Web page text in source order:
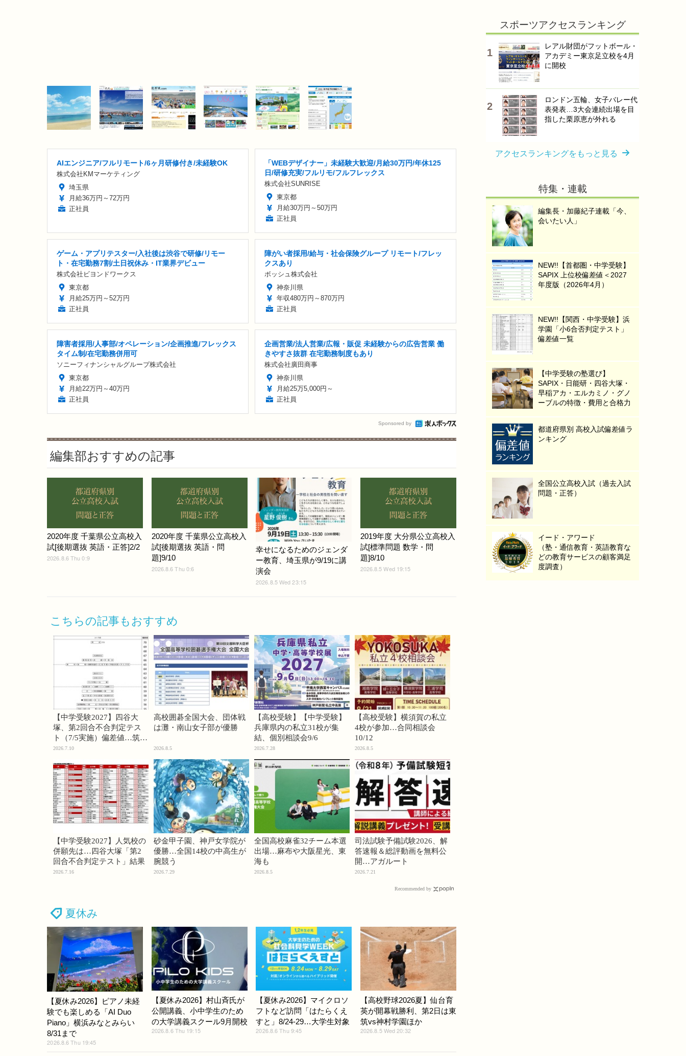
AIエンジニア/フルリモート/6ヶ月研修付き/未経験OK
株式会社KMマーケティング
埼玉県
月給36万円～72万円
正社員
「WEBデザイナー」未経験大歓迎/月給30万円/年休125
日/研修充実/フルリモ/フルフレックス
株式会社SUNRISE
東京都
月給30万円～50万円
正社員
ゲーム・アプリテスター/入社後は渋谷で研修/リモー
ト・在宅勤務7割/土日祝休み・IT業界デビュー
株式会社ビヨンドワークス
東京都
月給25万円～52万円
正社員
障がい者採用/給与・社会保険グループ リモート/フレッ
クスあり
ボッシュ株式会社
神奈川県
年収480万円～870万円
正社員
障害者採用/人事部/オペレーション/企画推進/フレックス
タイム制/在宅勤務併用可
ソニーフィナンシャルグループ株式会社
東京都
月給22万円～40万円
正社員
企画営業/法人営業/広報・販促 未経験からの広告営業 働
きやすさ抜群 在宅勤務制度もあり
株式会社廣田商事
神奈川県
月給25万5,000円～
正社員
Sponsored by
編集部おすすめの記事
2020年度 千葉県公立高校入
試[後期選抜 英語・正答]2/2
2026.8.6 Thu 0:9
2020年度 千葉県公立高校入
試[後期選抜 英語・問
題]9/10
2026.8.6 Thu 0:6
幸せになるためのジェンダ
ー教育、埼玉県が9/19に講
演会
2026.8.5 Wed 23:15
2019年度 大分県公立高校入
試[標準問題 数学・問
題]8/10
2026.8.5 Wed 19:15
こちらの記事もおすすめ
【中学受験2027】四谷大
塚、第2回合不合判定テス
ト（7/5実施）偏差値…筑駒
74・桜蔭70＜PR＞
2026.7.10
高校囲碁全国大会、団体戦
は灘・南山女子部が優勝
2026.8.5
【高校受験】【中学受験】
兵庫県内の私立31校が集
結、個別相談会9/6
2026.7.28
【高校受験】横須賀の私立
4校が参加…合同相談会
10/12
2026.8.5
【中学受験2027】人気校の
併願先は…四谷大塚「第2
回合不合判定テスト」結果
2026.7.16
砂金甲子園、神戸女学院が
優勝…全国14校の中高生が
腕競う
2026.7.29
全国高校麻雀32チーム本選
出場…麻布や大阪星光、東
海も
2026.8.5
司法試験予備試験2026、解
答速報＆総評動画を無料公
開…アガルート
2026.7.21
Recommended by
夏休み
【夏休み2026】ピアノ未経
験でも楽しめる「AI Duo
Piano」横浜みなとみらい
8/31まで
2026.8.6 Thu 19:45
【夏休み2026】村山斉氏が
公開講義、小中学生のため
の大学講義スクール9月開校
2026.8.6 Thu 19:15
【夏休み2026】マイクロソ
フトなど訪問「はたらくえ
すと」8/24-29…大学生対象
2026.8.6 Thu 9:45
【高校野球2026夏】仙台育
英が開幕戦勝利、第2日は東
筑vs神村学園ほか
2026.8.5 Wed 20:32
スポーツアクセスランキング
レアル財団がフットボール・
アカデミー東京足立校を4月
に開校
ロンドン五輪、女子バレー代
表発表…3大会連続出場を目
指した栗原恵が外れる
アクセスランキングをもっと見る
特集・連載
編集長・加藤紀子連載「今、
会いたい人」
NEW!!【首都圏・中学受験】
SAPIX 上位校偏差値＜2027
年度版（2026年4月）
NEW!!【関西・中学受験】浜
学園「小6合否判定テスト」
偏差値一覧
【中学受験の塾選び】
SAPIX・日能研・四谷大塚・
早稲アカ・エルカミノ・グノ
ーブルの特徴・費用と合格力
都道府県別 高校入試偏差値ラ
ンキング
全国公立高校入試（過去入試
問題・正答）
イード・アワード
（塾・通信教育・英語教育な
どの教育サービスの顧客満足
度調査）